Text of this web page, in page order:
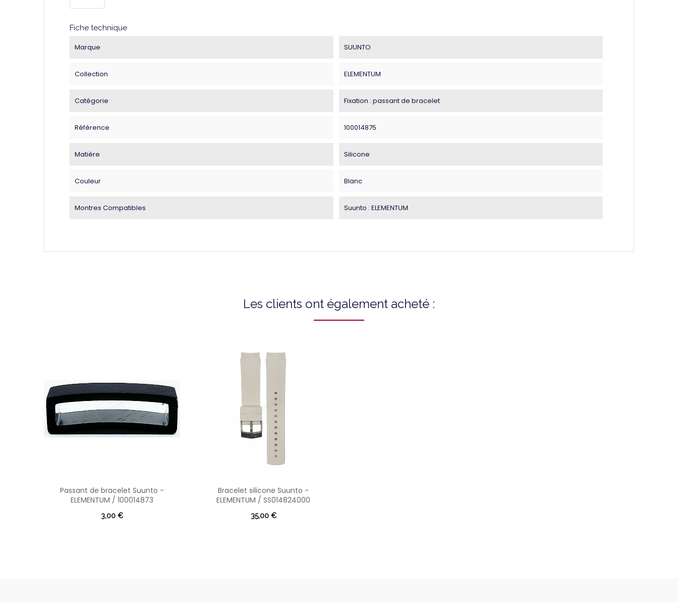
Fiche technique
Marque SUUNTO
Collection ELEMENTUM
Catégorie Fixation : passant de bracelet
Référence 100014875
Matière Silicone
Couleur Blanc
Montres Compatibles Suunto : ELEMENTUM
Les clients ont également acheté :
Passant de bracelet Suunto -
ELEMENTUM / 100014873
3,00 €
Bracelet silicone Suunto -
ELEMENTUM / SS014824000
35,00 €